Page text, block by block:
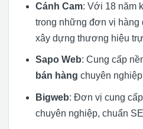
Cánh Cam: Với 18 năm
trong những đơn vị hàng
xây dựng thương hiệu
Sapo Web: Cung cấp
bán hàng chuyên
Bigweb: Đơn vị cung
chuyên nghiệp, chuẩn